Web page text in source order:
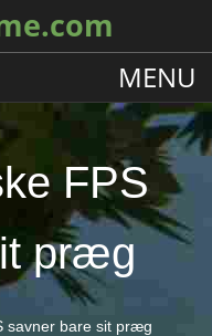
MENU
FPS
præg
savner bare sit præg